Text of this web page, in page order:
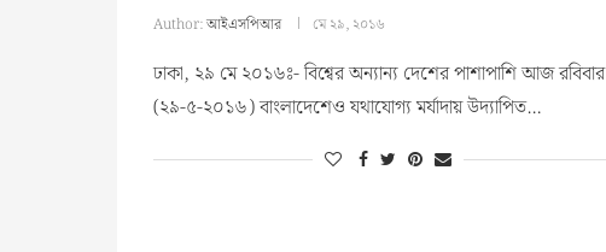
Author:আইএসপিআর মে ২৯, ২০১৬
ঢাকা, ২৯ মে ২০১৬ঃ- বিশ্বের অন্যান্য দেশের পাশাপাশি আজ রবিবার
(২৯-৫-২০১৬) বাংলাদেশেও যথাযোগ্য মর্যাদায় উদ্যাপিত…